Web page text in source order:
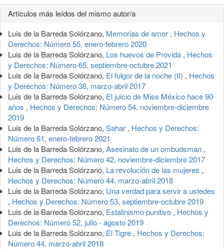
Detalles
del
artículo
Artículos más leídos del mismo autor/a
Luis de la Barreda Solórzano, Memorias de amor , Hechos y
Derechos: Número 55, enero-febrero 2020
Luis de la Barreda Solórzano, Los huevos de Provida , Hechos
y Derechos: Número 65, septiembre-octubre 2021
Luis de la Barreda Solórzano, El fulgor de la noche (II) , Hechos
y Derechos: Número 38, marzo-abril 2017
Luis de la Barreda Solórzano, El juicio de Miss México hace 90
años , Hechos y Derechos: Número 54, noviembre-diciembre
2019
Luis de la Barreda Solórzano, Sahar , Hechos y Derechos:
Número 61, enero-febrero 2021
Luis de la Barreda Solórzano, Asesinato de un ombudsman ,
Hechos y Derechos: Número 42, noviembre-diciembre 2017
Luis de la Barreda Solórzano, La revolución de las mujeres ,
Hechos y Derechos: Número 44, marzo-abril 2018
Luis de la Barreda Solórzano, Una verdad para servir a ustedes
, Hechos y Derechos: Número 53, septiembre-octubre 2019
Luis de la Barreda Solórzano, Estalinismo punitivo , Hechos y
Derechos: Número 52, julio - agosto 2019
Luis de la Barreda Solórzano, El Tigre , Hechos y Derechos:
Número 44, marzo-abril 2018